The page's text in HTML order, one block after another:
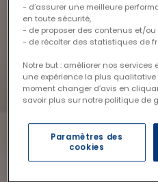
- d’assurer une meilleure
en toute sécurité,
- de proposer des contenus et/
- de récolter des statistiques de
Notre but : améliorer nos
une expérience la plus
moment changer d’avis en
savoir plus sur notre politique de
Paramètres des
cookies